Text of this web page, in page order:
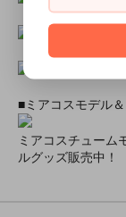
■ミアコスモデル
ミアコスチューム
ルグッズ販売中！